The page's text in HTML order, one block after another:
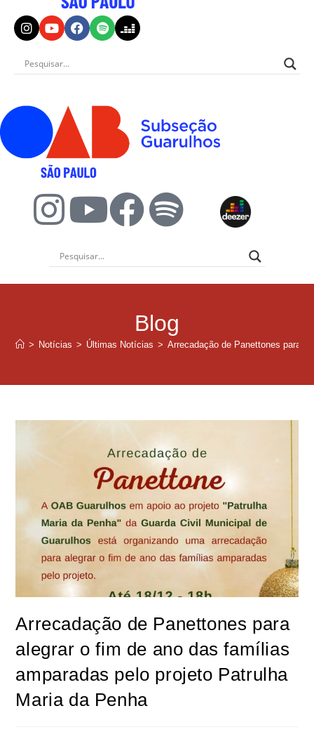
Blog
> Notícias > Últimas Notícias > Arrecadação de Panettones para
Arrecadação de Panettones para
alegrar o fim de ano das famílias
amparadas pelo projeto Patrulha
Maria da Penha